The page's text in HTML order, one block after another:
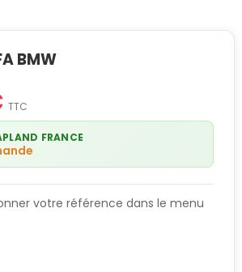
BMW
TTC
FRANCE
votre référence dans le menu